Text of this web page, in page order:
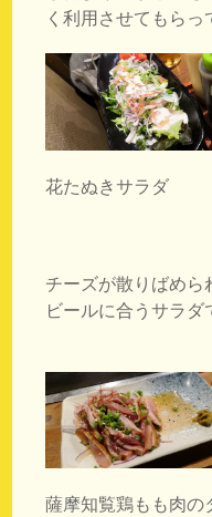
く利用させてもらっ
花たぬきサラダ
チーズが散りばめら
ビールに合うサラダ
薩摩知覧鶏もも肉の